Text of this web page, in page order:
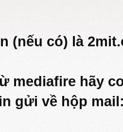
(nếu có) là
mediafire hãy
gửi về hộp